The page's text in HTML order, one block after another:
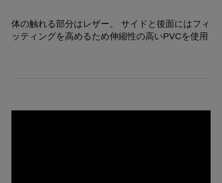
体の触れる部分はレザー。 サイドと後面にはフィ
ッティングを高めるため伸縮性の高いPVCを使用